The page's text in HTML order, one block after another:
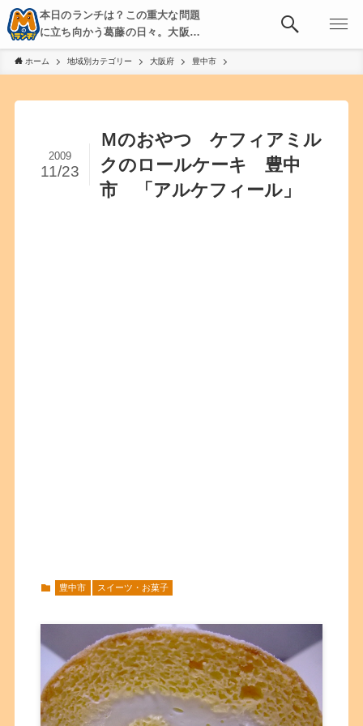
本日のランチは？この重大な問題
に立ち向かう葛藤の日々。大阪・
京都・神戸を中心とした食べ歩
き、飲み歩きを綴る。
ホーム 地域別カテゴリー 大阪府 豊中市
Ｍのおやつ ケフィアミル
クのロールケーキ 豊中
市 「アルケフィール」
2009
11/23
豊中市 スイーツ・お菓子